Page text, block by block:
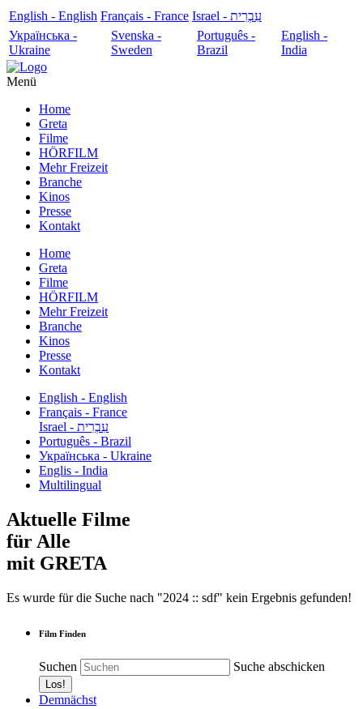
English - English Français - France
עִבְרִית - Israel
Українська -
Ukraine
Svenska -
Sweden
Português -
Brazil
English -
India
Menü
Home
Greta
Filme
HÖRFILM
Mehr Freizeit
Branche
Kinos
Presse
Kontakt
Home
Greta
Filme
HÖRFILM
Mehr Freizeit
Branche
Kinos
Presse
Kontakt
English - English
Français - France
עִבְרִית - Israel
Português - Brazil
Українська - Ukraine
Englis - India
Multilingual
Aktuelle Filme
für Alle
mit GRETA
Es wurde für die Suche nach "2024 :: sdf" kein Ergebnis gefunden!
Film Finden
Suchen Suche abschicken
Demnächst